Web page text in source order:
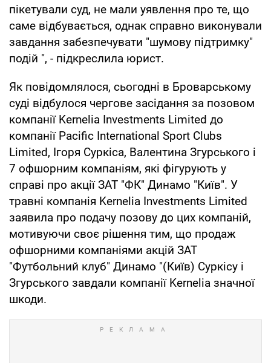
пікетували суд, не мали уявлення про те, що
саме відбувається, однак справно виконували
завдання забезпечувати "шумову підтримку"
подій ", - підкреслила юрист.
Як повідомлялося, сьогодні в Броварському
суді відбулося чергове засідання за позовом
компанії Kernelia Investments Limited до
компанії Pacific International Sport Clubs
Limited, Ігоря Суркіса, Валентина Згурського і
7 офшорним компаніям, які фігурують у
справі про акції ЗАТ "ФК" Динамо "Київ". У
травні компанія Kernelia Investments Limited
заявила про подачу позову до цих компаній,
мотивуючи своє рішення тим, що продаж
офшорними компаніями акцій ЗАТ
"Футбольний клуб" Динамо "(Київ) Суркісу і
Згурського завдали компанії Kernelia значної
шкоди.